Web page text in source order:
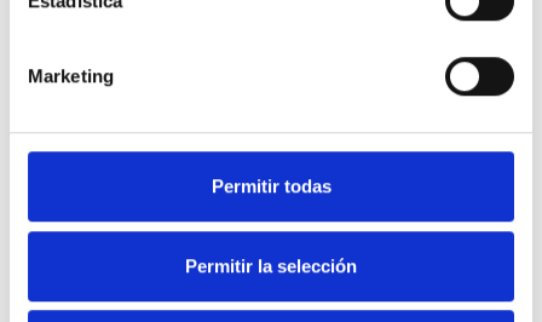
Marketing
Permitir todas
Permitir la selección
De Lola Sánchez Caldentey
2016 Eka. 16
143babes